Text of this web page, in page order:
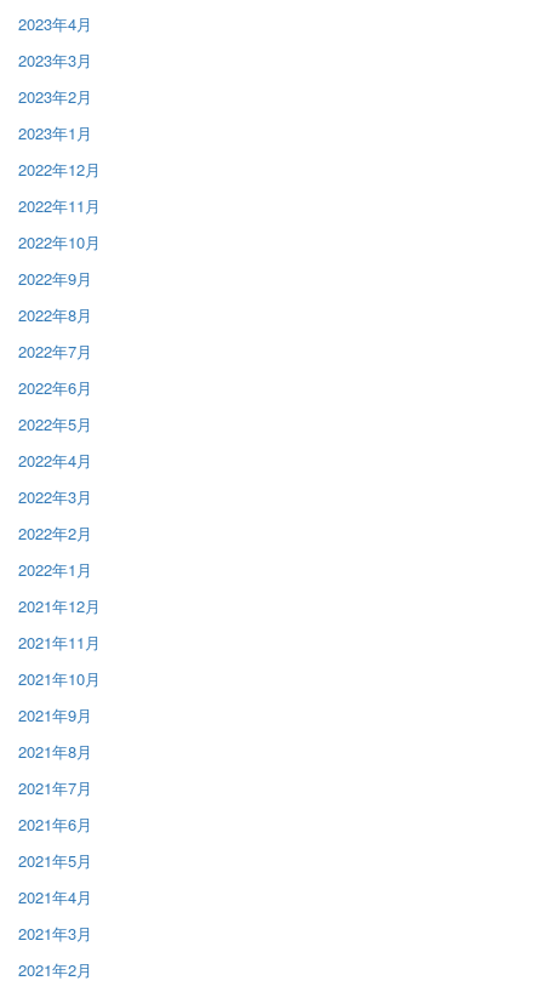
2023年4月
2023年3月
2023年2月
2023年1月
2022年12月
2022年11月
2022年10月
2022年9月
2022年8月
2022年7月
2022年6月
2022年5月
2022年4月
2022年3月
2022年2月
2022年1月
2021年12月
2021年11月
2021年10月
2021年9月
2021年8月
2021年7月
2021年6月
2021年5月
2021年4月
2021年3月
2021年2月